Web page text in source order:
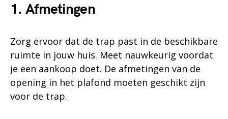
1. Afmetingen
Zorg ervoor dat de trap past in de beschikbare
ruimte in jouw huis. Meet nauwkeurig voordat
je een aankoop doet. De afmetingen van de
opening in het plafond moeten geschikt zijn
voor de trap.